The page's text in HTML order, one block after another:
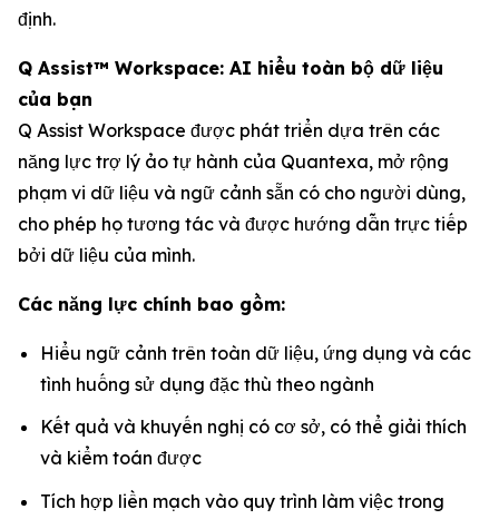
định.
Q Assist™ Workspace: AI hiểu toàn bộ dữ liệu
của bạn
Q Assist Workspace được phát triển dựa trên các
năng lực trợ lý ảo tự hành của Quantexa, mở rộng
phạm vi dữ liệu và ngữ cảnh sẵn có cho người dùng,
cho phép họ tương tác và được hướng dẫn trực tiếp
bởi dữ liệu của mình.
Các năng lực chính bao gồm:
Hiểu ngữ cảnh trên toàn dữ liệu, ứng dụng và các
tình huống sử dụng đặc thù theo ngành
Kết quả và khuyến nghị có cơ sở, có thể giải thích
và kiểm toán được
Tích hợp liền mạch vào quy trình làm việc trong